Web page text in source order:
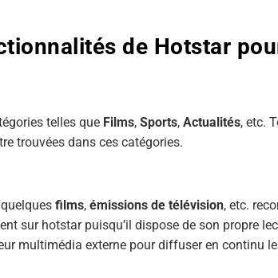
de Hotstar
telles que Films, Sports, Actualités, etc.
trouvées dans ces catégories.
films, émissions de télévision, etc.
sur hotstar puisqu’il dispose de son propre
multimédia externe pour diffuser en continu